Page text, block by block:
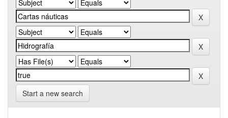
Start a new search